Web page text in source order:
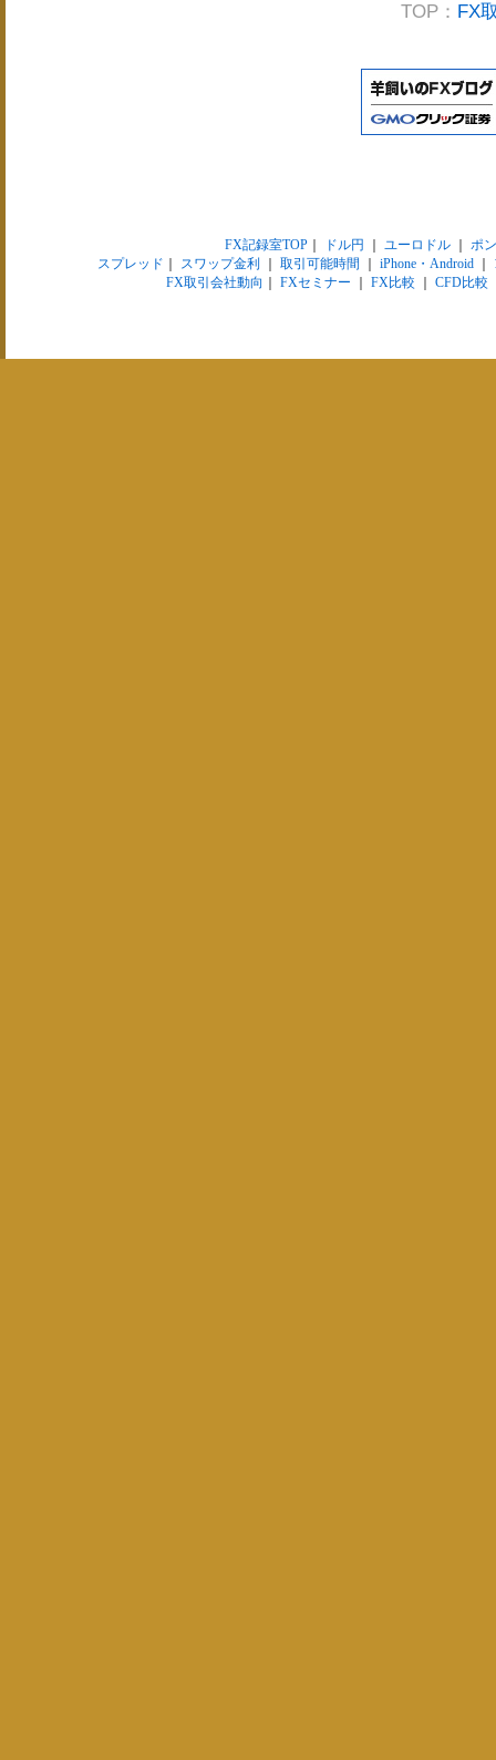
TOP： FX
FX記録室TOP｜ ドル円 ユーロドル｜ ポ
スプレッド
スワップ金利 取引可能時間 iPhone・Android
FX取引会社動向
FXセミナー FX比較 CFD比較